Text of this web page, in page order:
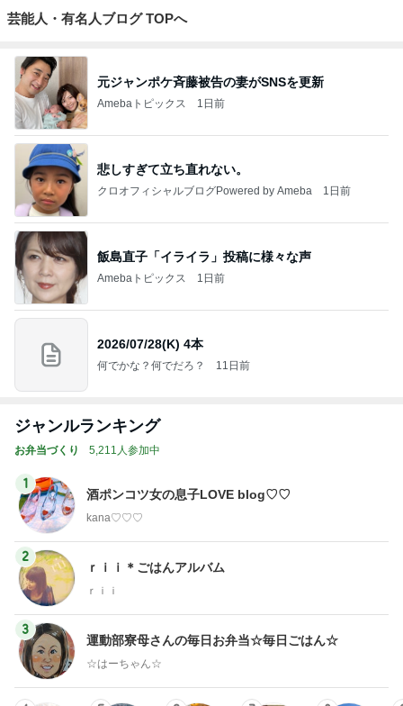
芸能人・有名人ブログ TOPへ
元ジャンポケ斉藤被告の妻がSNSを更新
Amebaトピックス 1日前
悲しすぎて立ち直れない。
クロオフィシャルブログPowered by Ameba 1日前
飯島直子「イライラ」投稿に様々な声
Amebaトピックス 1日前
2026/07/28(K) 4本
何でかな？何でだろ？ 11日前
ジャンルランキング
お弁当づくり 5,211人参加中
1
酒ポンコツ女の息子LOVE blog♡♡
kana♡♡♡
2
ｒｉｉ＊ごはんアルバム
ｒｉｉ
3
運動部寮母さんの毎日お弁当☆毎日ごはん☆
☆はーちゃん☆